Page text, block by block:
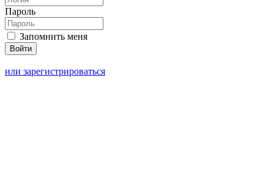
Пароль
Запомнить меня
или зарегистрироваться